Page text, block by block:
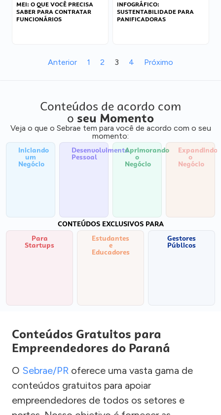
MEI: O QUE VOCÊ PRECISA
SABER PARA CONTRATAR
FUNCIONÁRIOS
INFOGRÁFICO:
SUSTENTABILIDADE PARA
PANIFICADORAS
Anterior 1 2 3 4 Próximo
Conteúdos de acordo com
o seu Momento
Veja o que o Sebrae tem para você de acordo com o seu
momento:
Iniciando
um
Negócio
Desenvolvimento
Pessoal
Aprimorando
o
Negócio
Expandindo
o
Negócio
CONTEÚDOS EXCLUSIVOS PARA
Para
Startups
Estudantes
e
Educadores
Gestores
Públicos
Conteúdos Gratuitos para
Empreendedores do Paraná
O Sebrae/PR oferece uma vasta gama de
conteúdos gratuitos para apoiar
empreendedores de todos os setores e